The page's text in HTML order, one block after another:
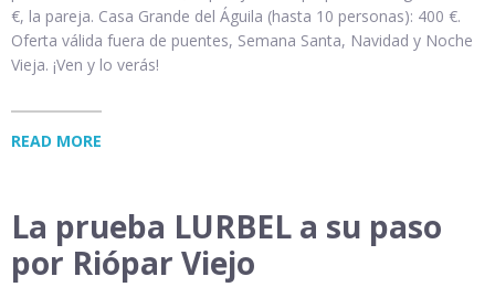
€, la pareja. Casa Grande del Águila (hasta 10 personas): 400 €.
Oferta válida fuera de puentes, Semana Santa, Navidad y Noche
Vieja. ¡Ven y lo verás!
READ MORE
La prueba LURBEL a su paso
por Riópar Viejo